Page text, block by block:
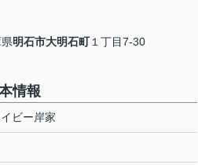
明石市大明石町１丁目7-30
情報
ビー岸家